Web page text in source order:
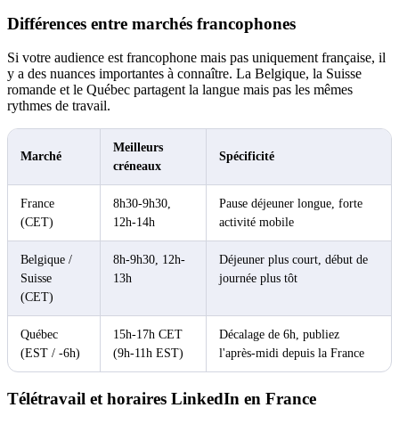
Différences entre marchés francophones
Si votre audience est francophone mais pas uniquement française, il
y a des nuances importantes à connaître. La Belgique, la Suisse
romande et le Québec partagent la langue mais pas les mêmes
rythmes de travail.
Marché
Meilleurs
créneaux
Spécificité
France
(CET)
8h30-9h30,
12h-14h
Pause déjeuner longue, forte
activité mobile
Belgique /
Suisse
(CET)
8h-9h30, 12h-
13h
Déjeuner plus court, début de
journée plus tôt
Québec
(EST / -6h)
15h-17h CET
(9h-11h EST)
Décalage de 6h, publiez
l'après-midi depuis la France
Télétravail et horaires LinkedIn en France